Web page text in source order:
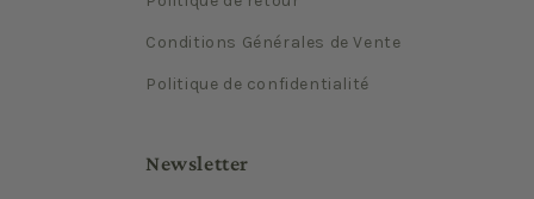
Conditions Générales de Vente
Politique de confidentialité
Newsletter